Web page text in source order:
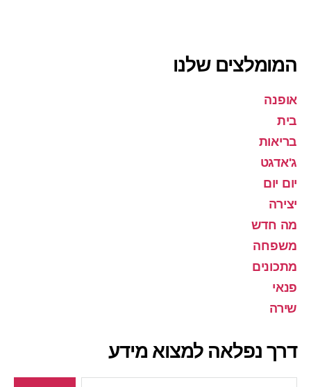
המומלצים שלנו
אופנה
בית
בריאות
ג'אדגט
יום יום
יצירה
מה חדש
משפחה
מתכונים
פנאי
שירה
דרך נפלאה למצוא מידע